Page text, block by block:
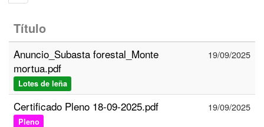
Título
Anuncio_Subasta forestal_Monte
mortua.pdf
Lotes de leña
19/09/2025
Certificado Pleno 18-09-2025.pdf
Pleno
19/09/2025